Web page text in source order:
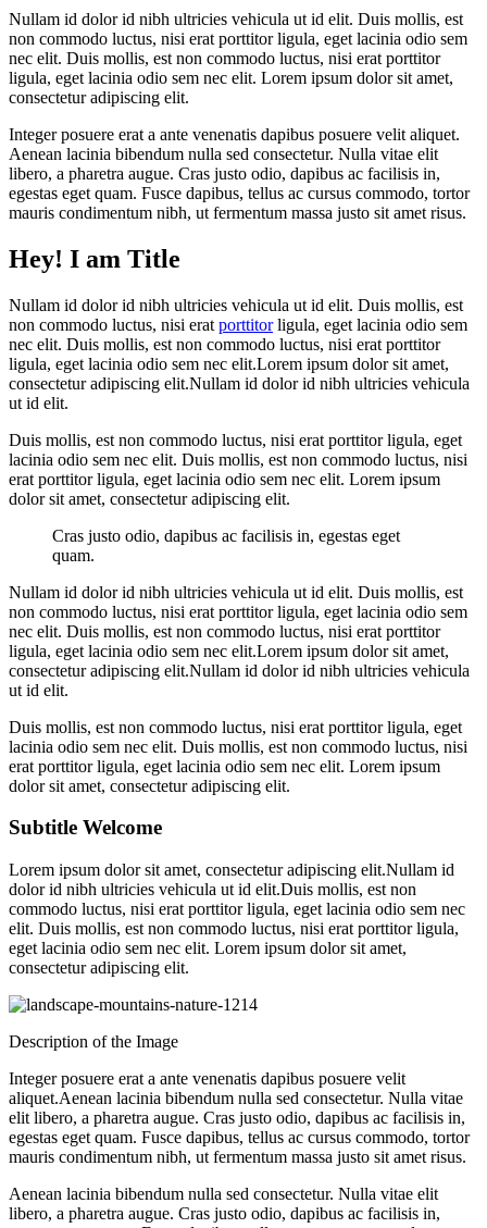
Nullam id dolor id nibh ultricies vehicula ut id elit. Duis mollis, est
non commodo luctus, nisi erat porttitor ligula, eget lacinia odio sem
nec elit. Duis mollis, est non commodo luctus, nisi erat porttitor
ligula, eget lacinia odio sem nec elit. Lorem ipsum dolor sit amet,
consectetur adipiscing elit.
Integer posuere erat a ante venenatis dapibus posuere velit aliquet.
Aenean lacinia bibendum nulla sed consectetur. Nulla vitae elit
libero, a pharetra augue. Cras justo odio, dapibus ac facilisis in,
egestas eget quam. Fusce dapibus, tellus ac cursus commodo, tortor
mauris condimentum nibh, ut fermentum massa justo sit amet risus.
Hey! I am Title
Nullam id dolor id nibh ultricies vehicula ut id elit. Duis mollis, est
non commodo luctus, nisi erat porttitorligula, eget lacinia odio sem
nec elit. Duis mollis, est non commodo luctus, nisi erat porttitor
ligula, eget lacinia odio sem nec elit.Lorem ipsum dolor sit amet,
consectetur adipiscing elit.Nullam id dolor id nibh ultricies vehicula
ut id elit.
Duis mollis, est non commodo luctus, nisi erat porttitor ligula, eget
lacinia odio sem nec elit. Duis mollis, est non commodo luctus, nisi
erat porttitor ligula, eget lacinia odio sem nec elit. Lorem ipsum
dolor sit amet, consectetur adipiscing elit.
Cras justo odio, dapibus ac facilisis in, egestas eget
quam.
Nullam id dolor id nibh ultricies vehicula ut id elit. Duis mollis, est
non commodo luctus, nisi erat porttitor ligula, eget lacinia odio sem
nec elit. Duis mollis, est non commodo luctus, nisi erat porttitor
ligula, eget lacinia odio sem nec elit.Lorem ipsum dolor sit amet,
consectetur adipiscing elit.Nullam id dolor id nibh ultricies vehicula
ut id elit.
Duis mollis, est non commodo luctus, nisi erat porttitor ligula, eget
lacinia odio sem nec elit. Duis mollis, est non commodo luctus, nisi
erat porttitor ligula, eget lacinia odio sem nec elit. Lorem ipsum
dolor sit amet, consectetur adipiscing elit.
Subtitle Welcome
Lorem ipsum dolor sit amet, consectetur adipiscing elit.Nullam id
dolor id nibh ultricies vehicula ut id elit.Duis mollis, est non
commodo luctus, nisi erat porttitor ligula, eget lacinia odio sem nec
elit. Duis mollis, est non commodo luctus, nisi erat porttitor ligula,
eget lacinia odio sem nec elit. Lorem ipsum dolor sit amet,
consectetur adipiscing elit.
Description of the Image
Integer posuere erat a ante venenatis dapibus posuere velit
aliquet.Aenean lacinia bibendum nulla sed consectetur. Nulla vitae
elit libero, a pharetra augue. Cras justo odio, dapibus ac facilisis in,
egestas eget quam. Fusce dapibus, tellus ac cursus commodo, tortor
mauris condimentum nibh, ut fermentum massa justo sit amet risus.
Aenean lacinia bibendum nulla sed consectetur. Nulla vitae elit
libero, a pharetra augue. Cras justo odio, dapibus ac facilisis in,